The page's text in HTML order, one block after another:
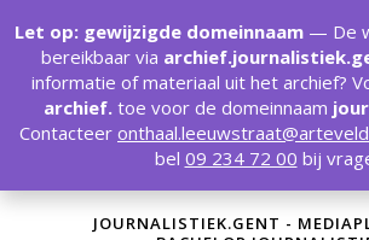
JOURNALISTIEK.GENT -
Let op: gewijzigde domeinnaam — De
bereikbaar via
informatie of materiaal uit het archief?
archief. toe voor de domeinnaam
Contacteer
bel 09 234 72 00 bij